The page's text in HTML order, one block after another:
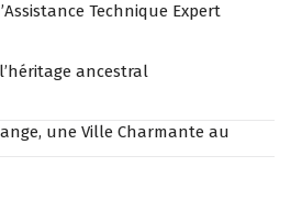
Technique Expert
ancestral
une Ville Charmante au